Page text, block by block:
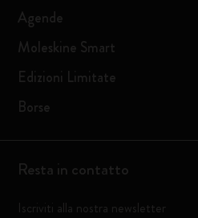
Agende
Moleskine Smart
Edizioni Limitate
Borse
Resta in contatto
Iscriviti alla nostra newsletter